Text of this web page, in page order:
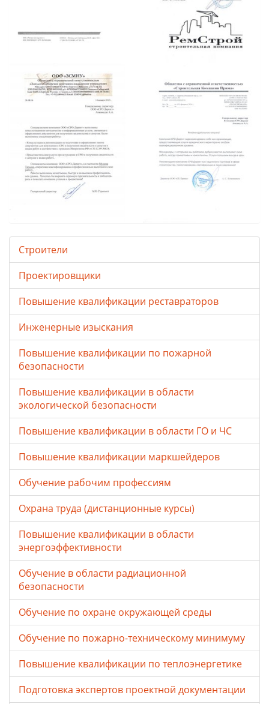
Строители
Проектировщики
Повышение квалификации реставраторов
Инженерные изыскания
Повышение квалификации по пожарной
безопасности
Повышение квалификации в области
экологической безопасности
Повышение квалификации в области ГО и ЧС
Повышение квалификации маркшейдеров
Обучение рабочим профессиям
Охрана труда (дистанционные курсы)
Повышение квалификации в области
энергоэффективности
Обучение в области радиационной
безопасности
Обучение по охране окружающей среды
Обучение по пожарно-техническому минимуму
Повышение квалификации по теплоэнергетике
Подготовка экспертов проектной документации